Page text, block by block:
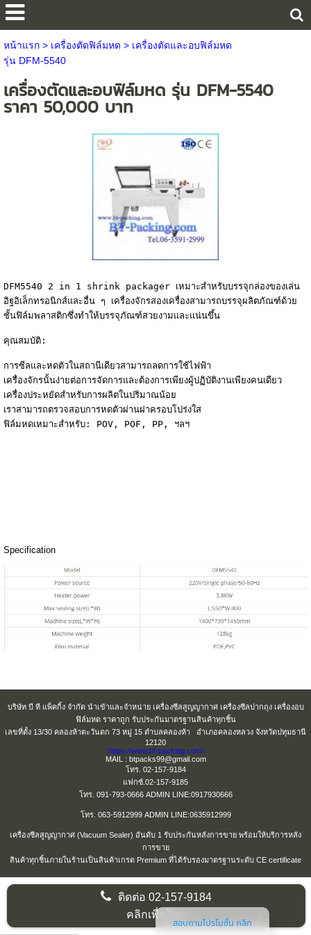
หน้าแรก> เครื่องตัดฟิล์มหด > เครื่องตัดและอบฟิล์มหด
รุ่น DFM-5540
เครื่องตัดและอบฟิล์มหด รุ่น DFM-5540
ราคา 50,000 บาท
DFM5540 2 in 1 shrink packager เหมาะสำหรับบรรจุกล่องของเล่น
อิฐอิเล็กทรอนิกส์และอื่น ๆ เครื่องจักรสองเครื่องสามารถบรรจุผลิตภัณฑ์ด้วย
ชั้นฟิล์มพลาสติกซึ่งทำให้บรรจุภัณฑ์สวยงามและแน่นขึ้น
คุณสมบัติ:
การซีลและหดตัวในสถานีเดียวสามารถลดการใช้ไฟฟ้า
เครื่องจักรนั้นง่ายต่อการจัดการและต้องการเพียงผู้ปฏิบัติงานเพียงคนเดียว
เครื่องประหยัดสำหรับการผลิตในปริมาณน้อย
เราสามารถตรวจสอบการหดตัวผ่านฝาครอบโปร่งใส
ฟิล์มหดเหมาะสำหรับ: POV, POF, PP, ฯลฯ
Specification
บริษัท บี ที แพ็คกิ้ง จำกัด นำเข้าและจำหน่าย เครื่องซีลสูญญากาศ เครื่องซีลปากถุง เครื่องอบ
ฟิล์มหด ราคาถูก รับประกันมาตรฐานสินค้าทุกชิ้น
เลขที่ตั้ง 13/30 คลองห้าตะวันตก 73 หมู่ 15 ตำบลคลองห้า อำเภอคลองหลวง จังหวัดปทุมธานี
12120
https://www.bt-packing.com/
MAIL : btpacks99@gmail.com
โทร. 02-157-9184
แฟกซ์.02-157-9185
โทร. 091-793-0666 ADMIN LINE:0917930666
โทร. 063-5912999 ADMIN LINE:0635912999
เครื่องซีลสูญญากาศ (Vacuum Sealer) อันดับ 1 รับประกันหลังการขาย พร้อมให้บริการหลัง
การขาย
สินค้าทุกชิ้นภายในร้านเป็นสินค้าเกรด Premium ที่ได้รับรองมาตรฐานระดับ CE certificate
ติดต่อ 02-157-9184
คลิกเพื่อโทร
สอบถามโปรโมชั่น คลิก